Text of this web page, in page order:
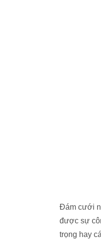
Đám cưới
được sự
trọng hay